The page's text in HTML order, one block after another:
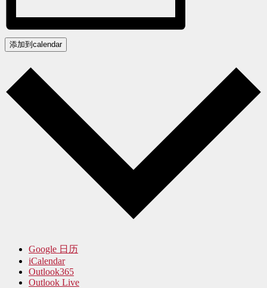
添加到calendar
Google 日历
iCalendar
Outlook365
Outlook Live